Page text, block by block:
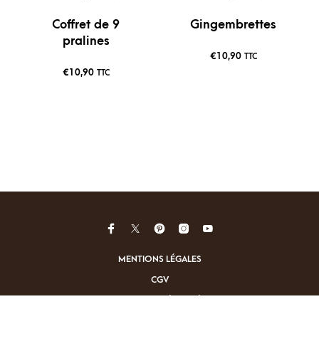
Coffret de 9
pralines
€10,90 TTC
Gingembrettes
€10,90 TTC
MENTIONS LÉGALES
CGV